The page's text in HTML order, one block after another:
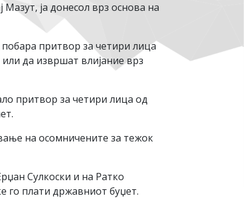
ја донесол врз основа на
притвор за четири лица
да извршат влијание врз
притвор за четири лица од
на осомничените за тежок
Сулкоски и на Ратко
го плати државниот буџет.